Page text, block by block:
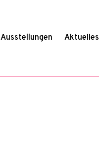
Ausstellungen Aktuelles